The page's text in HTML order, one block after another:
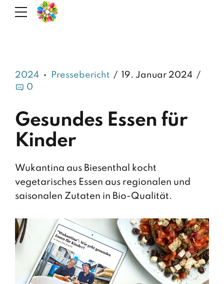
2024 Pressebericht
19. Januar 2024
0
Gesundes Essen für
Kinder
Wukantina aus Biesenthal kocht
vegetarisches Essen aus regionalen und
saisonalen Zutaten in Bio-Qualität.